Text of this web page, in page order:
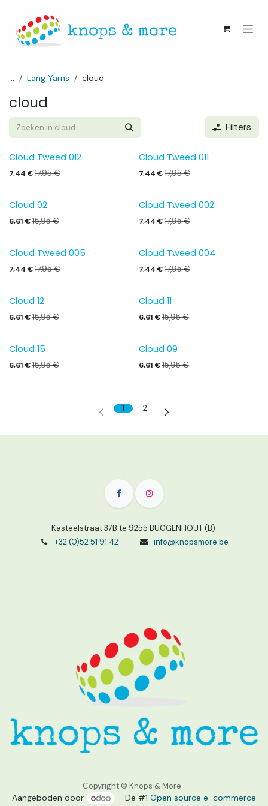
... Lang Yarns cloud
cloud
Filters
Cloud Tweed 012
7,44 €17,95€
Cloud Tweed 011
7,44 €17,95€
Cloud 02
6,61 €15,95€
Cloud Tweed 002
7,44 €17,95€
Cloud Tweed 005
7,44 €17,95€
Cloud Tweed 004
7,44 €17,95€
Cloud 12
6,61 €15,95€
Cloud 11
6,61 €15,95€
Cloud 15
6,61 €15,95€
Cloud 09
6,61 €15,95€
1 2
Kasteelstraat 37B te 9255 BUGGENHOUT (B)
+32 (0)52 51 91 42
info@knopsmore.be
Copyright © Knops & More
Aangeboden door - De #1 Open source e-commerce